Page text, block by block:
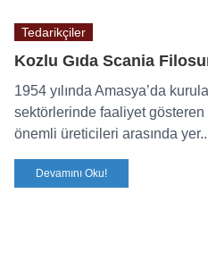
Tedarikçiler
Kozlu Gıda Scania
1954 yılında Amasya’da
sektörlerinde faaliyet gösteren
önemli üreticileri arasında
Devamını Oku!